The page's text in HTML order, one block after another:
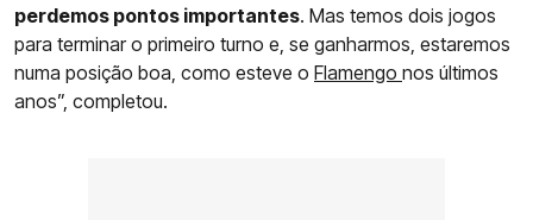
perdemos pontos importantes. Mas temos dois jogos
para terminar o primeiro turno e, se ganharmos, estaremos
numa posição boa, como esteve o Flamengo nos últimos
anos”, completou.